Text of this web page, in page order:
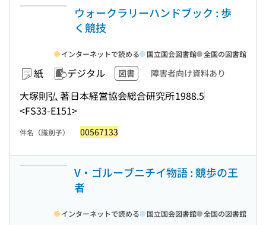
ウォークラリーハンドブック : 歩
く競技
紙 デジタル 図書 障害者向け資料あり
大塚則弘 著日本経営協会総合研究所1988.5
<FS33-E151>
インターネットで読める 国立国会図書館 全国の図書館
件名（識別子） 00567133
V・ゴルーブニチイ物語 : 競歩の王
者
インターネットで読める 国立国会図書館 全国の図書館